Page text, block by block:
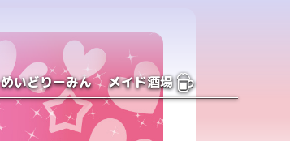
めいどりーみん メイド酒場